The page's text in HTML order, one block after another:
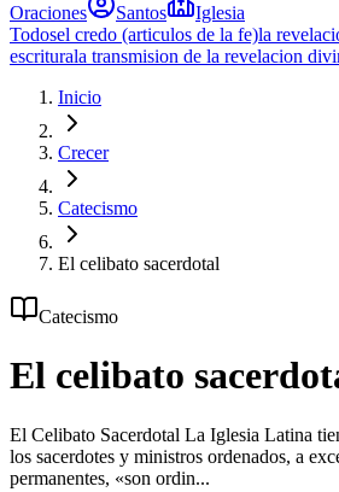
Oraciones
Santos
Iglesia
Todosel credo (articulos de la fe)la
escriturala transmision de la revelacion
Inicio
Crecer
Catecismo
El celibato sacerdotal
Catecismo
El celibato
El Celibato Sacerdotal La Iglesia Latina
los sacerdotes y ministros ordenados, a
permanentes, «son ordin...